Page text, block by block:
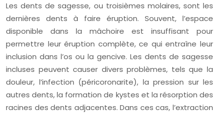
Les dents de sagesse, ou troisièmes molaires, sont les
dernières dents à faire éruption. Souvent, l’espace
disponible dans la mâchoire est insuffisant pour
permettre leur éruption complète, ce qui entraîne leur
inclusion dans l’os ou la gencive. Les dents de sagesse
incluses peuvent causer divers problèmes, tels que la
douleur, l’infection (péricoronarite), la pression sur les
autres dents, la formation de kystes et la résorption des
racines des dents adjacentes. Dans ces cas, l’extraction